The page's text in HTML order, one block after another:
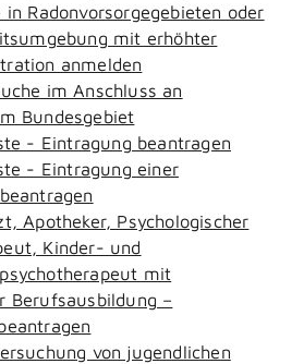
Radonvorsorgegebieten oder
mit erhöhter
anmelden
im Anschluss an
Bundesgebiet
- Eintragung beantragen
- Eintragung einer
Apotheker, Psychologischer
Kinder- und
mit
Berufsausbildung –
von jugendlichen